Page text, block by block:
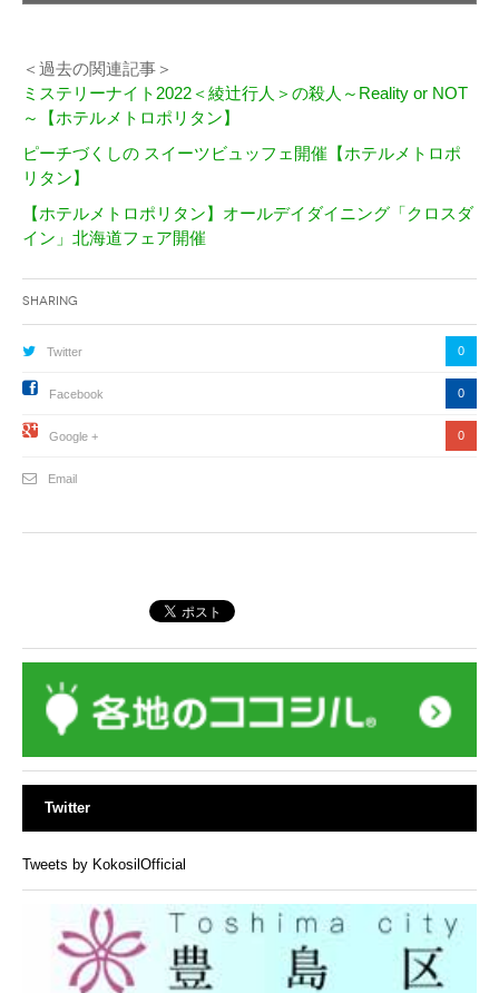
＜過去の関連記事＞
ミステリーナイト2022＜綾辻行人＞の殺人～Reality or NOT
～【ホテルメトロポリタン】
ピーチづくしの スイーツビュッフェ開催【ホテルメトロポ
リタン】
【ホテルメトロポリタン】オールデイダイニング「クロスダ
イン」北海道フェア開催
Sharing
Twitter 0
Facebook 0
Google + 0
Email
Twitter
Tweets by KokosilOfficial